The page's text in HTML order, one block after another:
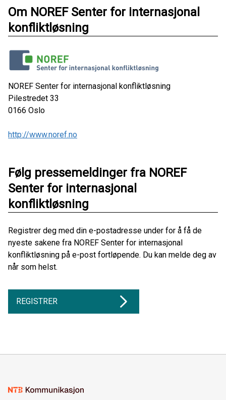
Om NOREF Senter for internasjonal
konfliktløsning
NOREF Senter for internasjonal konfliktløsning
Pilestredet 33
0166 Oslo
http://www.noref.no
Følg pressemeldinger fra NOREF
Senter for internasjonal
konfliktløsning
Registrer deg med din e-postadresse under for å få de
nyeste sakene fra NOREF Senter for internasjonal
konfliktløsning på e-post fortløpende. Du kan melde deg av
når som helst.
REGISTRER